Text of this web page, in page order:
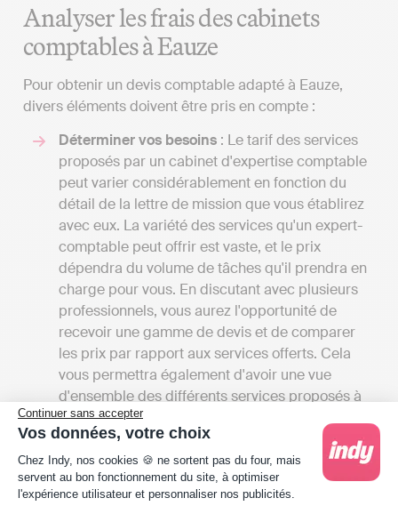
Continuer sans accepter
Vos données, votre choix
Plateforme de Gestion du Consentement :
Chez Indy, nos cookies 🍪 ne sortent pas du four, mais
servent au bon fonctionnement du site, à optimiser
l'expérience utilisateur et personnaliser nos publicités.
Analyser les frais des cabinets
comptables à Eauze
Pour obtenir un devis comptable adapté à Eauze,
divers éléments doivent être pris en compte :
Déterminer vos besoins : Le tarif des services
proposés par un cabinet d'expertise comptable
peut varier considérablement en fonction du
détail de la lettre de mission que vous établirez
avec eux. La variété des services qu'un expert-
comptable peut offrir est vaste, et le prix
dépendra du volume de tâches qu'il prendra en
charge pour vous. En discutant avec plusieurs
professionnels, vous aurez l'opportunité de
recevoir une gamme de devis et de comparer
les prix par rapport aux services offerts. Cela
vous permettra également d'avoir une vue
d'ensemble des différents services proposés à
Eauze.
Comparer les tarifs: Les frais des cabinets
d'expertise comptable en France commencent
généralement à 1000 euros par an pour une